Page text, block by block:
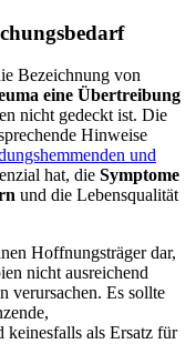
Bezeichnung von
eine Übertreibung
nicht gedeckt ist. Die
Hinweise
und
hat, die Symptome
und die Lebensqualität
Hoffnungsträger dar,
nicht ausreichend
verursachen. Es sollte
keinesfalls als Ersatz für